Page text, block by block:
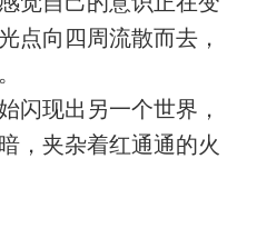
点向四周流散而去，
闪现出另一个世界，
，夹杂着红通通的火